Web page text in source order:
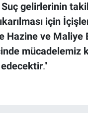
gelirlerinin
için
Hazine ve Maliye
mücadelemiz
."